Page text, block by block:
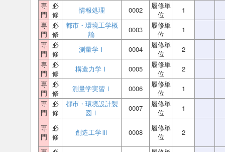
専
門
必
修
情報処理 0002
履修単
位
1
専
門
必
修
都市・環境工学概
論
0003
履修単
位
1
専
門
必
修
測量学Ⅰ 0004
履修単
位
2
専
門
必
修
構造力学Ⅰ 0005
履修単
位
2
専
門
必
修
測量学実習Ⅰ 0006
履修単
位
1
専
門
必
修
都市・環境設計製
図Ⅰ
0007
履修単
位
1
専
門
必
修
創造工学Ⅲ 0008
履修単
位
2